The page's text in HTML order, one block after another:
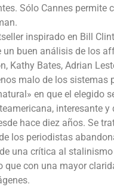
Sólo Cannes
inspirado en Bill
un buen análisis de los
Kathy Bates, Adrian
malo de los
en que el elegido
interesante
hace diez años. Se
los periodistas
una crítica al
que con una mayor